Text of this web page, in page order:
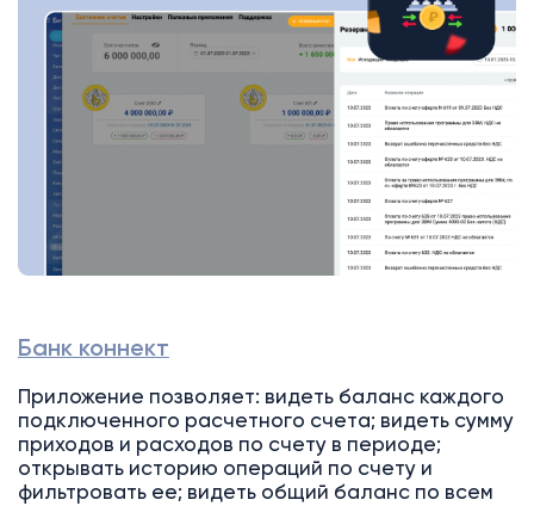
Банк коннект
Приложение позволяет: видеть баланс каждого
подключенного расчетного счета; видеть сумму
приходов и расходов по счету в периоде;
открывать историю операций по счету и
фильтровать ее; видеть общий баланс по всем